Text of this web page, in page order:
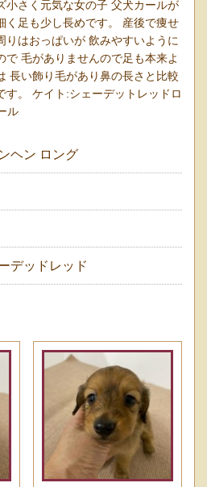
さく元気な女の子 父犬カールが
く足も少し長めです。 産後で痩せ
りはおっぱいが 飲みやすいように
で 毛がありませんので足も本来よ
長い飾り毛があり鼻の長さと比較
す。 ケイト:シェーデットレッドロ
ル
ヘン ロング
デッドレッド